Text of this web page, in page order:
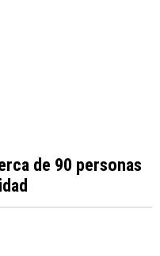
de verano